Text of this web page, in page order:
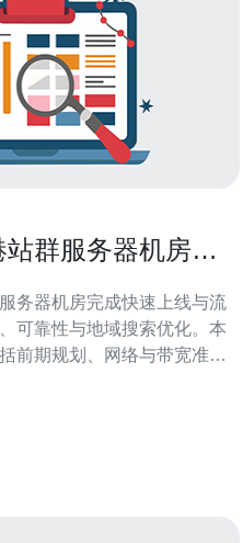
群服务器机房完
务器机房完成快速上线与流
可靠性与地域搜索优化。本
前期规划、网络与带宽准
注意点，为运维与站长提供